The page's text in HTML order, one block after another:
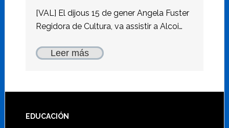
[VAL] El dijous 15 de gener Angela Fuster
Regidora de Cultura, va assistir a Alcoi…
Leer más
Footer
EDUCACIÓN